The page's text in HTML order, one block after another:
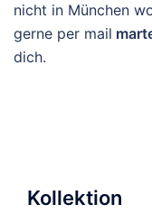
nicht in München
gerne per mail
dich.
Kollektion